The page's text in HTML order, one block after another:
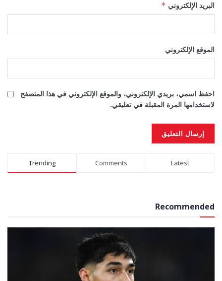
البريد الإلكتروني *
الموقع الإلكتروني
احفظ اسمي، بريدي الإلكتروني، والموقع الإلكتروني في هذا المتصفح
لاستخدامها المرة المقبلة في تعليقي.
Alternative:
Trending Comments Latest
Recommended